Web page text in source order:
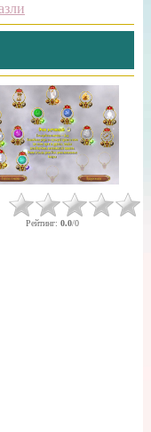
Рейтинг: 0.0/0